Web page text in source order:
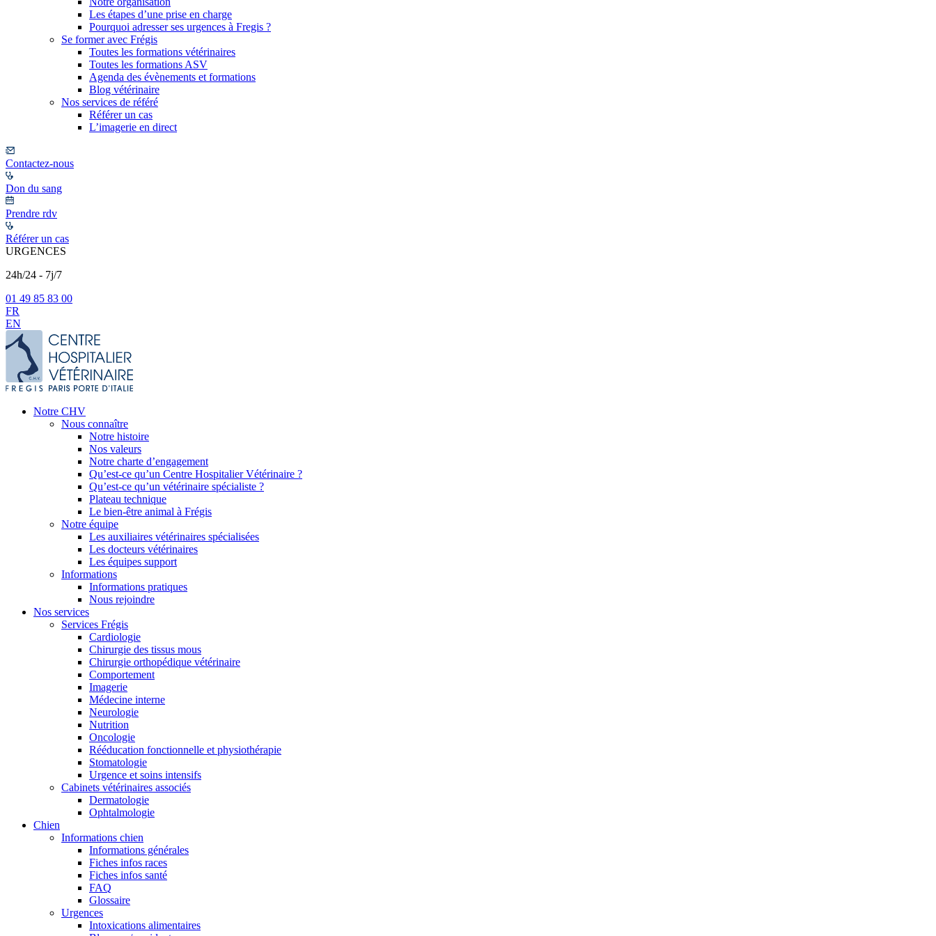
Les étapes d’une prise en charge
Pourquoi adresser ses urgences à Fregis ?
Se former avec Frégis
Toutes les formations vétérinaires
Toutes les formations ASV
Agenda des évènements et formations
Blog vétérinaire
Nos services de référé
Référer un cas
L’imagerie en direct
Contactez-nous
Don du sang
Prendre rdv
Référer un cas
URGENCES
24h/24 - 7j/7
01 49 85 83 00
FR
EN
Notre CHV
Nous connaître
Notre histoire
Nos valeurs
Notre charte d’engagement
Qu’est-ce qu’un Centre Hospitalier Vétérinaire ?
Qu’est-ce qu’un vétérinaire spécialiste ?
Plateau technique
Le bien-être animal à Frégis
Notre équipe
Les auxiliaires vétérinaires spécialisées
Les docteurs vétérinaires
Les équipes support
Informations
Informations pratiques
Nous rejoindre
Nos services
Services Frégis
Cardiologie
Chirurgie des tissus mous
Chirurgie orthopédique vétérinaire
Comportement
Imagerie
Médecine interne
Neurologie
Nutrition
Oncologie
Rééducation fonctionnelle et physiothérapie
Stomatologie
Urgence et soins intensifs
Cabinets vétérinaires associés
Dermatologie
Ophtalmologie
Chien
Informations chien
Informations générales
Fiches infos races
Fiches infos santé
FAQ
Glossaire
Urgences
Intoxications alimentaires